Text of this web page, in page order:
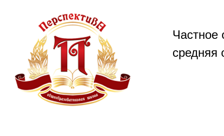
содержимому
Частное
средняя